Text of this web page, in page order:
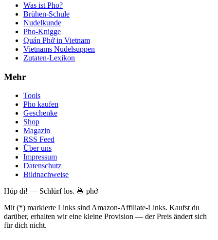
Was ist Pho?
Brühen-Schule
Nudelkunde
Pho-Knigge
Quán Phở in Vietnam
Vietnams Nudelsuppen
Zutaten-Lexikon
Mehr
Tools
Pho kaufen
Geschenke
Shop
Magazin
RSS Feed
Über uns
Impressum
Datenschutz
Bildnachweise
Húp đi! — Schlürf los. 🍜 phở
Mit (*) markierte Links sind Amazon-Affiliate-Links. Kaufst du
darüber, erhalten wir eine kleine Provision — der Preis ändert sich
für dich nicht.